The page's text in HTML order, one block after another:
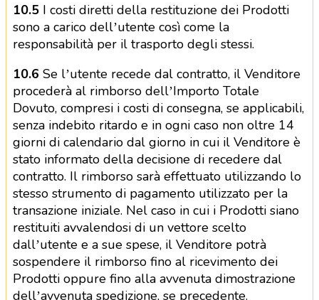
10.5 I costi diretti della restituzione dei Prodotti
sono a carico dell’utente così come la
responsabilità per il trasporto degli stessi.
10.6 Se l’utente recede dal contratto, il Venditore
procederà al rimborso dell’Importo Totale
Dovuto, compresi i costi di consegna, se applicabili,
senza indebito ritardo e in ogni caso non oltre 14
giorni di calendario dal giorno in cui il Venditore è
stato informato della decisione di recedere dal
contratto. Il rimborso sarà effettuato utilizzando lo
stesso strumento di pagamento utilizzato per la
transazione iniziale. Nel caso in cui i Prodotti siano
restituiti avvalendosi di un vettore scelto
dall’utente e a sue spese, il Venditore potrà
sospendere il rimborso fino al ricevimento dei
Prodotti oppure fino alla avvenuta dimostrazione
dell’avvenuta spedizione, se precedente.